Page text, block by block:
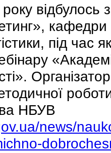
відбулось
кафедри
під час
НБУВ
news/